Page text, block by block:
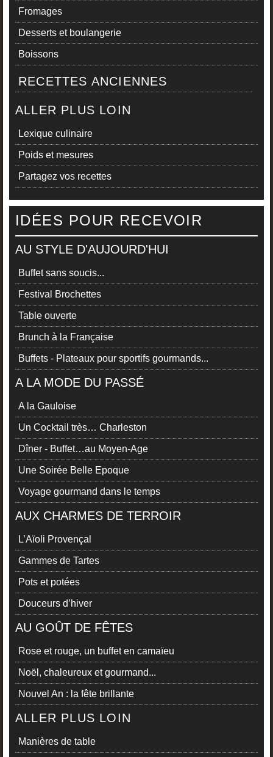
Fromages
Desserts et boulangerie
Boissons
RECETTES ANCIENNES
ALLER PLUS LOIN
Lexique culinaire
Poids et mesures
Partagez vos recettes
IDÉES POUR RECEVOIR
AU STYLE D'AUJOURD'HUI
Buffet sans soucis...
Festival Brochettes
Table ouverte
Brunch à la Française
Buffets - Plateaux pour sportifs gourmands...
A LA MODE DU PASSÉ
A la Gauloise
Un Cocktail très… Charleston
Dîner - Buffet…au Moyen-Age
Une Soirée Belle Epoque
Voyage gourmand dans le temps
AUX CHARMES DE TERROIR
L’Aïoli Provençal
Gammes de Tartes
Pots et potées
Douceurs d’hiver
AU GOÛT DE FÊTES
Rose et rouge, un buffet en camaïeu
Noël, chaleureux et gourmand...
Nouvel An : la fête brillante
ALLER PLUS LOIN
Manières de table